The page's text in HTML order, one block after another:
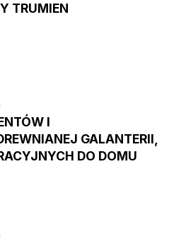
TRUMIEN
I
GALANTERII,
DO DOMU